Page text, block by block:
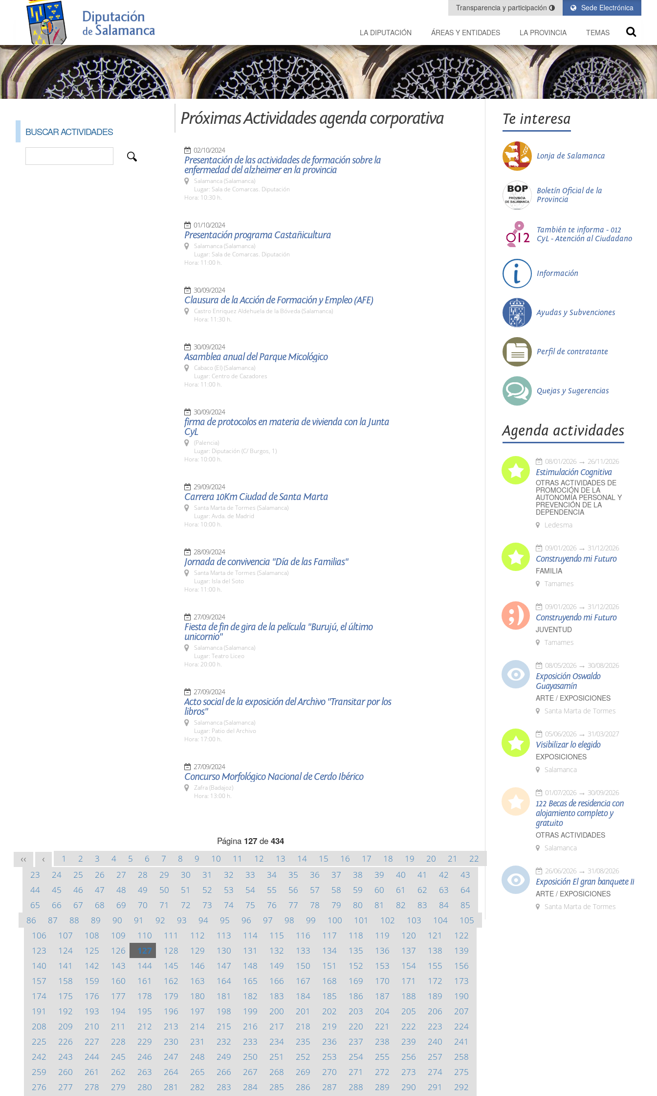
Sede Electrónica
Transparencia y participación
LA DIPUTACIÓN ÁREAS Y ENTIDADES LA PROVINCIA TEMAS
BUSCAR ACTIVIDADES
Próximas Actividades agenda corporativa
02/10/2024
Presentación de las actividades de formación sobre la
enfermedad del alzheimer en la provincia
Salamanca (Salamanca)
Lugar: Sala de Comarcas. Diputación
Hora: 10:30 h.
01/10/2024
Presentación programa Castañicultura
Salamanca (Salamanca)
Lugar: Sala de Comarcas. Diputación
Hora: 11:00 h.
30/09/2024
Clausura de la Acción de Formación y Empleo (AFE)
Castro Enriquez Aldehuela de la Bóveda (Salamanca)
Hora: 11:30 h.
30/09/2024
Asamblea anual del Parque Micológico
Cabaco (El) (Salamanca)
Lugar: Centro de Cazadores
Hora: 11:00 h.
30/09/2024
firma de protocolos en materia de vivienda con la Junta
CyL
(Palencia)
Lugar: Diputación (C/ Burgos, 1)
Hora: 10:00 h.
29/09/2024
Carrera 10Km Ciudad de Santa Marta
Santa Marta de Tormes (Salamanca)
Lugar: Avda. de Madrid
Hora: 10:00 h.
28/09/2024
Jornada de convivencia "Día de las Familias"
Santa Marta de Tormes (Salamanca)
Lugar: Isla del Soto
Hora: 11:00 h.
27/09/2024
Fiesta de fin de gira de la película "Burujú, el último
unicornio"
Salamanca (Salamanca)
Lugar: Teatro Liceo
Hora: 20:00 h.
27/09/2024
Acto social de la exposición del Archivo "Transitar por los
libros"
Salamanca (Salamanca)
Lugar: Patio del Archivo
Hora: 17:00 h.
27/09/2024
Concurso Morfológico Nacional de Cerdo Ibérico
Zafra (Badajoz)
Hora: 13:00 h.
Página 127de 434
<< < 1 2 3 4 5 6 7 8 9 10 11 12 13 14 15 16 17 18 19 20 21
22
23
24 25 26 27 28 29 30 31 32 33 34 35 36 37 38 39 40 41 42
43
44
45 46 47 48 49 50 51 52 53 54 55 56 57 58 59 60 61 62 63
64
65
66 67 68 69 70 71 72 73 74 75 76 77 78 79 80 81 82 83 84
85
86
87 88 89 90 91 92 93 94 95 96 97 98 99 100 101 102 103 104
105
106
107 108 109 110 111 112 113 114 115 116 117 118 119 120 121
122
123
124 125 126 127 128 129 130 131 132 133 134 135 136 137 138
139
140
141 142 143 144 145 146 147 148 149 150 151 152 153 154 155
156
157
158 159 160 161 162 163 164 165 166 167 168 169 170 171 172
173
174
175 176 177 178 179 180 181 182 183 184 185 186 187 188 189
190
191
192 193 194 195 196 197 198 199 200 201 202 203 204 205 206
207
208
209 210 211 212 213 214 215 216 217 218 219 220 221 222 223
224
225
226 227 228 229 230 231 232 233 234 235 236 237 238 239 240
241
242
243 244 245 246 247 248 249 250 251 252 253 254 255 256 257
258
259
260 261 262 263 264 265 266 267 268 269 270 271 272 273 274
275
276
277 278 279 280 281 282 283 284 285 286 287 288 289 290 291 292
Te interesa
Lonja de Salamanca
Boletín Oficial de la
Provincia
También te informa - 012
CyL - Atención al Ciudadano
Información
Ayudas y Subvenciones
Perfil de contratante
Quejas y Sugerencias
Agenda actividades
08/01/2026 26/11/2026
Estimulación Cognitiva
OTRAS ACTIVIDADES DE
PROMOCIÓN DE LA
AUTONOMÍA PERSONAL Y
PREVENCIÓN DE LA
DEPENDENCIA
Ledesma
09/01/2026 31/12/2026
Construyendo mi Futuro
FAMILIA
Tamames
09/01/2026 31/12/2026
Construyendo mi Futuro
JUVENTUD
Tamames
08/05/2026 30/08/2026
Exposición Oswaldo
Guayasamín
ARTE / EXPOSICIONES
Santa Marta de Tormes
05/06/2026 31/03/2027
Visibilizar lo elegido
EXPOSICIONES
Salamanca
01/07/2026 30/09/2026
122 Becas de residencia con
alojamiento completo y
gratuito
OTRAS ACTIVIDADES
Salamanca
26/06/2026 31/08/2026
Exposición El gran banquete II
ARTE / EXPOSICIONES
Santa Marta de Tormes